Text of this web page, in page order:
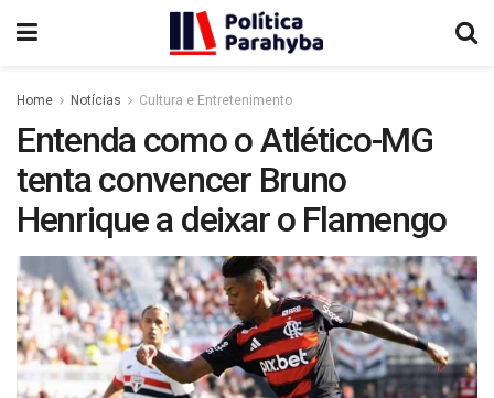
Home Notícias Cultura e Entretenimento
Entenda como o Atlético-MG
tenta convencer Bruno
Henrique a deixar o Flamengo